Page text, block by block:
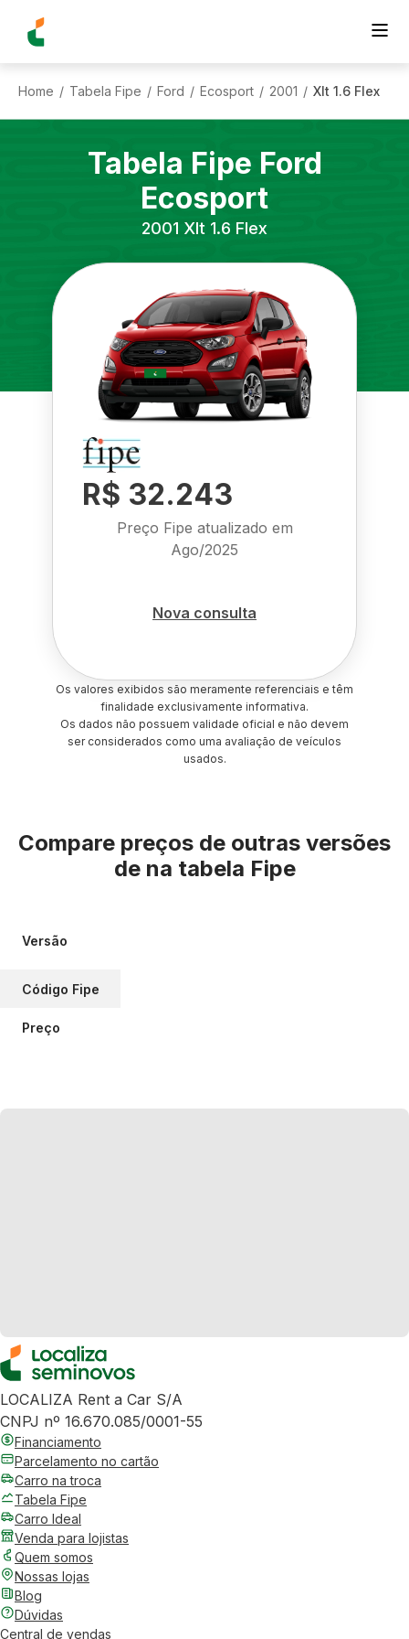
Home / Tabela Fipe / Ford / Ecosport / 2001 / Xlt 1.6 Flex
Tabela Fipe Ford
Ecosport
2001 Xlt 1.6 Flex
R$ 32.243
Preço Fipe atualizado em
Ago/2025
Nova consulta
Os valores exibidos são meramente referenciais e têm
finalidade exclusivamente informativa.
Os dados não possuem validade oficial e não devem
ser considerados como uma avaliação de veículos
usados.
Compare preços de outras versões
de na tabela Fipe
Versão
Código Fipe
Preço
LOCALIZA Rent a Car S/A
CNPJ nº 16.670.085/0001-55
Financiamento
Parcelamento no cartão
Carro na troca
Tabela Fipe
Carro Ideal
Venda para lojistas
Quem somos
Nossas lojas
Blog
Dúvidas
Central de vendas